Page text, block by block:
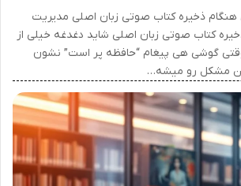
ذخیره کتاب صوتی زبان اصلی مدیریت
کتاب صوتی زبان اصلی شاید دغدغه خیلی از
گوشی هی پیغام “حافظه پر است” نشون
مشکل رو میشه…